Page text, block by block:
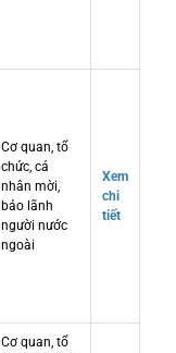
Cơ quan, tổ
chức, cá
nhân mời,
bảo lãnh
người nước
ngoài
Xem
chi
tiết
Cơ quan, tổ